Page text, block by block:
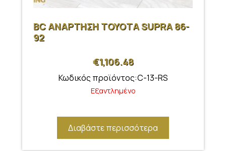
BC ΑΝΑΡΤΗΣΗ TOYOTA SUPRA 86-
92
€1,106.48
Κωδικός προϊόντος:C-13-RS
Εξαντλημένο
Διαβάστε περισσότερα